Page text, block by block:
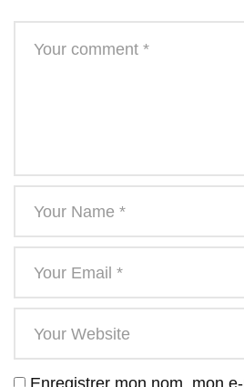
Enregistrer mon nom, mon